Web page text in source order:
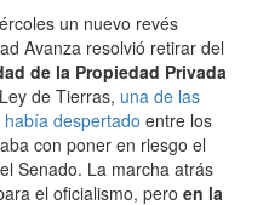
un nuevo revés
Avanza resolvió retirar del
de la Propiedad Privada
de Tierras, una de las
despertado entre los
con poner en riesgo el
Senado. La marcha atrás
el oficialismo, pero en la